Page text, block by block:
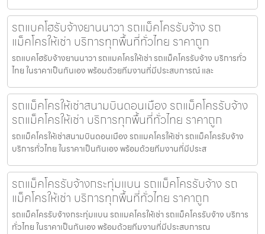
รถแบคโฮรับจ้างยานนาวา รถแม็คโครรับจ้าง รถ
แม็คโครให้เช่า บริการทุกพื้นที่ทั่วไทย ราคาถูก
รถแบคโฮรับจ้างยานนาวา รถแมคโครให้เช่า รถแม็คโครรับจ้าง บริการทั่ว
ไทย ในราคาเป็นกันเอง พร้อมด้วยทีมงานที่มีประสบการณ์ และ
รถแม็คโครให้เช่าสนามบินดอนเมือง รถแม็คโครรับจ้าง
รถแม็คโครให้เช่า บริการทุกพื้นที่ทั่วไทย ราคาถูก
รถแม็คโครให้เช่าสนามบินดอนเมือง รถแมคโครให้เช่า รถแม็คโครรับจ้าง
บริการทั่วไทย ในราคาเป็นกันเอง พร้อมด้วยทีมงานที่มีประส
รถแม็คโครรับจ้างกระทุ่มแบน รถแม็คโครรับจ้าง รถ
แม็คโครให้เช่า บริการทุกพื้นที่ทั่วไทย ราคาถูก
รถแม็คโครรับจ้างกระทุ่มแบน รถแมคโครให้เช่า รถแม็คโครรับจ้าง บริการ
ทั่วไทย ในราคาเป็นกันเอง พร้อมด้วยทีมงานที่มีประสบการณ